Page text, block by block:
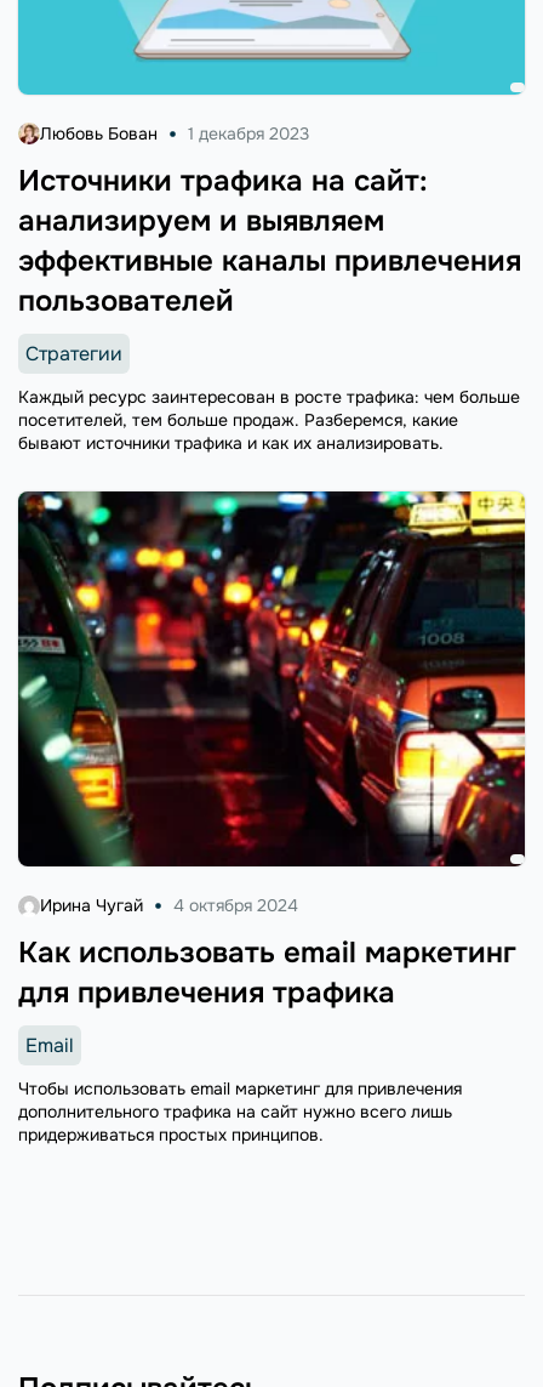
Источники трафика на сайт:
анализируем и выявляем
эффективные каналы привлечения
пользователей
Любовь Бован 1 декабря 2023
Стратегии
Каждый ресурс заинтересован в росте трафика: чем больше
посетителей, тем больше продаж. Разберемся, какие
бывают источники трафика и как их анализировать.
Как использовать email маркетинг
для привлечения трафика
Ирина Чугай 4 октября 2024
Email
Чтобы использовать email маркетинг для привлечения
дополнительного трафика на сайт нужно всего лишь
придерживаться простых принципов.